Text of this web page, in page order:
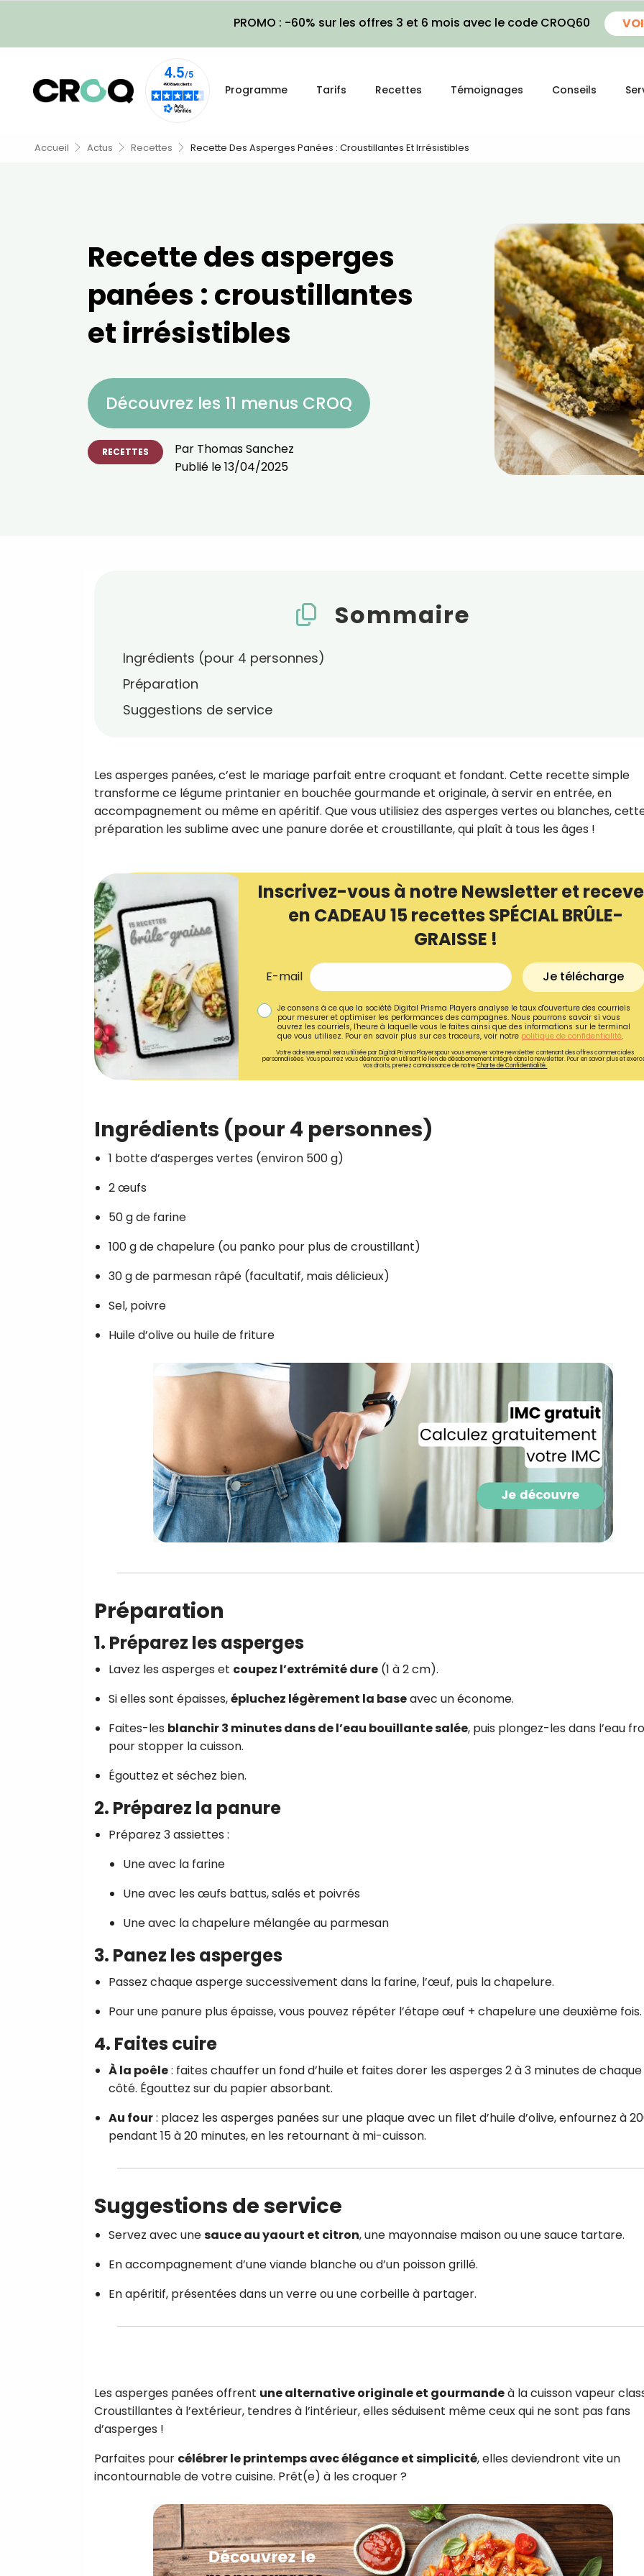
PROMO : -60% sur les offres 3 et 6 mois avec le code CROQ60
Programme Tarifs Recettes Témoignages Conseils
Accueil Actus Recettes Recette Des Asperges Panées : Croustillantes Et Irrésistibles
Recette des asperges
panées : croustillantes
et irrésistibles
Découvrez les 11 menus CROQ
RECETTES Par Thomas Sanchez
Publié le13/04/2025
Sommaire
Ingrédients (pour 4 personnes)
Préparation
Suggestions de service
Les asperges panées, c’est le mariage parfait entre croquant et fondant. Cette recette simple
transforme ce légume printanier en bouchée gourmande et originale, à servir en entrée, en
accompagnement ou même en apéritif. Que vous utilisiez des asperges vertes ou blanches,
préparation les sublime avec une panure dorée et croustillante, qui plaît à tous les âges !
Inscrivez-vous à notre Newsletter et
en CADEAU 15 recettes SPÉCIAL BRÛLE-
GRAISSE !
E-mail Je télécharge
Je consens à ce que la société Digital Prisma Players analyse le taux d'ouverture des courriels
pour mesurer et optimiser les performances des campagnes. Nous pourrons savoir si vous
ouvrez les courriels, l'heure à laquelle vous le faites ainsi que des informations sur le terminal
que vous utilisez. Pour en savoir plus sur ces traceurs, voir notre politique de confidentialité.
Votre adresse email sera utilisée par Digital Prisma Playerspour vous envoyer votre newsletter contenant des offres commerciales
personnalisées. Vous pourrez vous désinscrire en utilisant le lien de désabonnement intégré dans la newsletter. Pour en savoir plus et
vos droits, prenez connaissance de notreCharte de Confidentialité.
Ingrédients (pour 4 personnes)
1 botte d’asperges vertes (environ 500 g)
2 œufs
50 g de farine
100 g de chapelure (ou panko pour plus de croustillant)
30 g de parmesan râpé (facultatif, mais délicieux)
Sel, poivre
Huile d’olive ou huile de friture
Préparation
1. Préparez les asperges
Lavez les asperges et coupez l’extrémité dure (1 à 2 cm).
Si elles sont épaisses,épluchez légèrement la baseavec un économe.
Faites-les blanchir 3 minutes dans de l’eau bouillante salée, puis plongez-les dans l’eau
pour stopper la cuisson.
Égouttez et séchez bien.
2. Préparez la panure
Préparez 3 assiettes :
Une avec la farine
Une avec les œufs battus, salés et poivrés
Une avec la chapelure mélangée au parmesan
3. Panez les asperges
Passez chaque asperge successivement dans la farine, l’œuf, puis la chapelure.
Pour une panure plus épaisse, vous pouvez répéter l’étape œuf + chapelure une deuxième fois.
4. Faites cuire
À la poêle: faites chauffer un fond d’huile et faites dorer les asperges 2 à 3 minutes de chaque
côté. Égouttez sur du papier absorbant.
Au four: placez les asperges panées sur une plaque avec un filet d’huile d’olive, enfournez à
pendant 15 à 20 minutes, en les retournant à mi-cuisson.
Suggestions de service
Servez avec unesauce au yaourt et citron, une mayonnaise maison ou une sauce tartare.
En accompagnement d’une viande blanche ou d’un poisson grillé.
En apéritif, présentées dans un verre ou une corbeille à partager.
Les asperges panées offrent une alternative originale et gourmandeà la cuisson vapeur
Croustillantes à l’extérieur, tendres à l’intérieur, elles séduisent même ceux qui ne sont pas fans
d’asperges !
Parfaites pour célébrer le printemps avec élégance et simplicité, elles deviendront vite un
incontournable de votre cuisine. Prêt(e) à les croquer ?
Je consens à ce que la société
Prisma Players analyse le taux
des courriels pour mesurer et
performances des campagnes.
pourrons savoir si vous ouvrez les
l'heure à laquelle vous le faites
des informations sur le terminal
utilisez. Pour en savoir plus sur ces
politique de
Je reçois mon cadeau !
Votre adresse email sera utilisée par Digital Prisma
exercer vos droits, prenez connaissance de notreCharte